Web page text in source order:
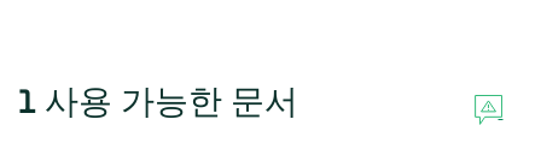
1 사용 가능한 문서